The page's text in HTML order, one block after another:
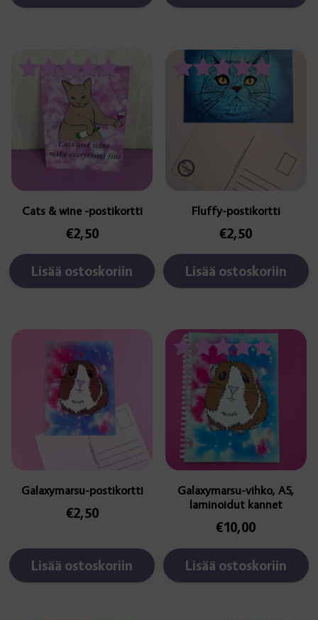
Cats & wine -postikortti
Arvostelu
tuotteesta:
5.00
/ 5
€2,50
Lisää ostoskoriin
Fluffy-postikortti
Arvostelu
tuotteesta:
€2,50
Lisää ostoskoriin
Galaxymarsu-postikortti
€2,50
Lisää ostoskoriin
Galaxymarsu-vihko, A5,
laminoidut kannet
Arvostelu
tuotteesta:
5.00
/ 5
€10,00
Lisää ostoskoriin